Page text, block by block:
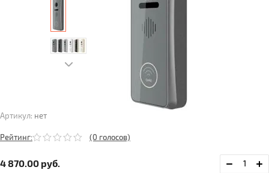
Артикул: нет
Рейтинг: (0 голосов)
4 870.00 руб.